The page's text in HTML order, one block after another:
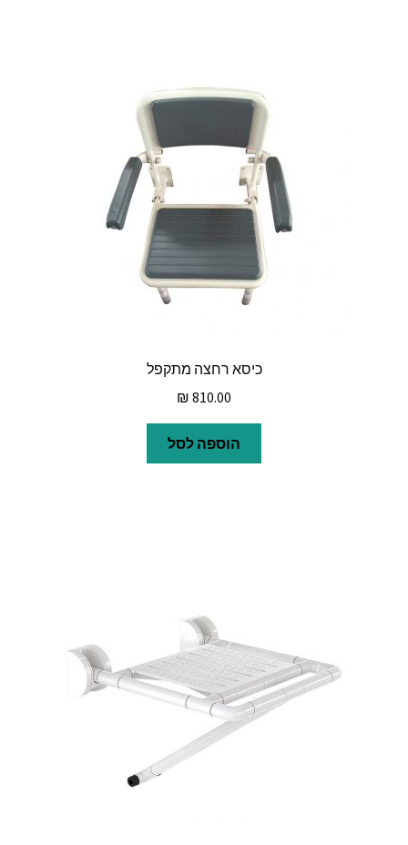
כיסא רחצה מתקפל
₪ 810.00
הוספה לסל